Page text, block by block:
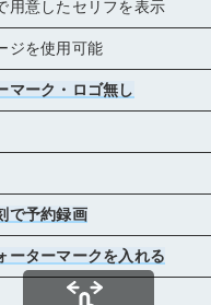
用意したセリフを表示
ジを使用可能
マーク・ロゴ無し
で予約録画
ーターマークを入れる